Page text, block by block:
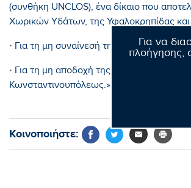
Για να
πλοήγησης,
(συνθήκη UNCLOS), ένα δίκαιο που
Χωρικών Υδάτων, της Υφαλοκρηπίδας
· Για τη μη συναίνεσή της στην
· Για τη μη αποδοχή της
Κωνσταντινουπόλεως.»
Κοινοποιήστε: